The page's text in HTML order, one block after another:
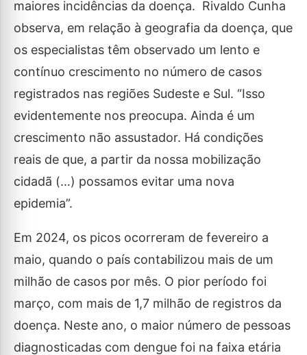
maiores incidências da doença. Rivaldo Cunha
observa, em relação à geografia da doença, que
os especialistas têm observado um lento e
contínuo crescimento no número de casos
registrados nas regiões Sudeste e Sul. “Isso
evidentemente nos preocupa. Ainda é um
crescimento não assustador. Há condições
reais de que, a partir da nossa mobilização
cidadã (…) possamos evitar uma nova
epidemia”.
Em 2024, os picos ocorreram de fevereiro a
maio, quando o país contabilizou mais de um
milhão de casos por mês. O pior período foi
março, com mais de 1,7 milhão de registros da
doença. Neste ano, o maior número de pessoas
diagnosticadas com dengue foi na faixa etária